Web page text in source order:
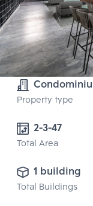
Property type
2-3-47
Total Area
1 building
Total Buildings